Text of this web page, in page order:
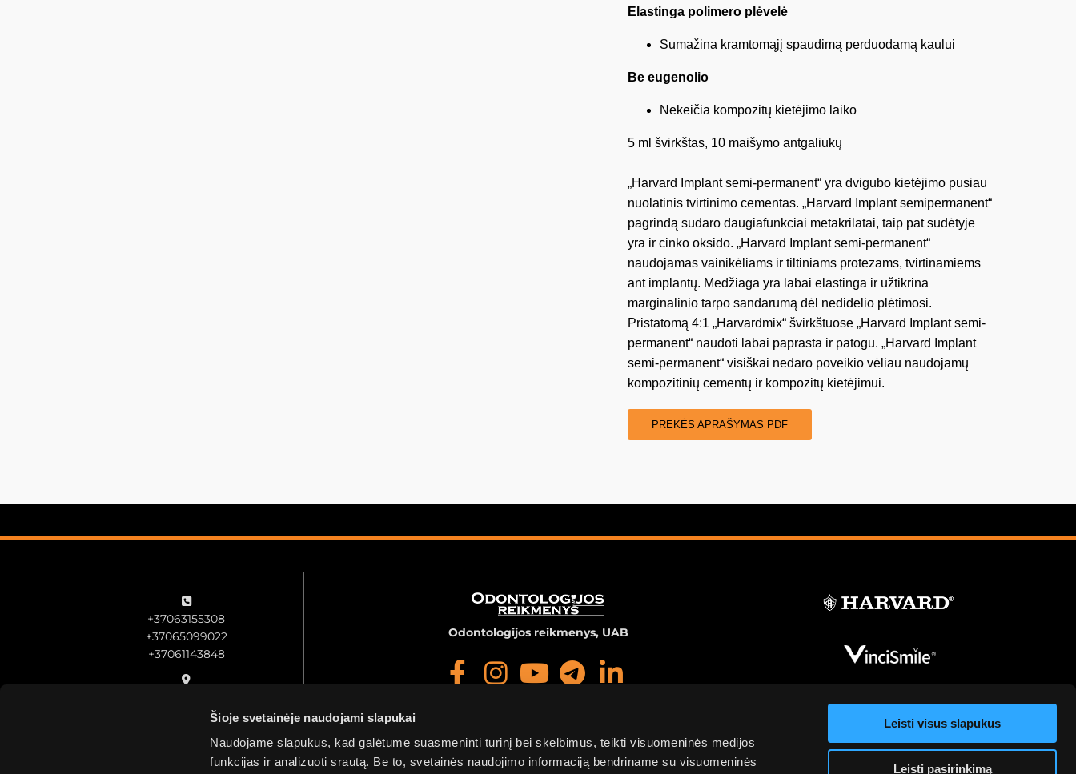
Šioje svetainėje naudojami slapukai
Naudojame slapukus, kad galėtume suasmeninti turinį bei skelbimus, teikti visuomeninės medijos
funkcijas ir analizuoti srautą. Be to, svetainės naudojimo informaciją bendriname su visuomeninės
Leisti visus slapukus
Leisti pasirinkimą
Elastinga polimero plėvelė
Sumažina kramtomąjį spaudimą perduodamą kaului
Be eugenolio
Nekeičia kompozitų kietėjimo laiko
5 ml švirkštas, 10 maišymo antgaliukų
„Harvard Implant semi-permanent“ yra dvigubo kietėjimo pusiau
nuolatinis tvirtinimo cementas. „Harvard Implant semipermanent“
pagrindą sudaro daugiafunkciai metakrilatai, taip pat sudėtyje
yra ir cinko oksido. „Harvard Implant semi-permanent“
naudojamas vainikėliams ir tiltiniams protezams, tvirtinamiems
ant implantų. Medžiaga yra labai elastinga ir užtikrina
marginalinio tarpo sandarumą dėl nedidelio plėtimosi.
Pristatomą 4:1 „Harvardmix“ švirkštuose „Harvard Implant semi-
permanent“ naudoti labai paprasta ir patogu. „Harvard Implant
semi-permanent“ visiškai nedaro poveikio vėliau naudojamų
kompozitinių cementų ir kompozitų kietėjimui.
PREKĖS APRAŠYMAS PDF

+37063155308
+37065099022
+37061143848

info@oreikmenys.lt
Odontologijos reikmenys, UAB
Prenumeruokite mūsų naujienlaiškį!
Sutinku gauti naujienas ir akcijas